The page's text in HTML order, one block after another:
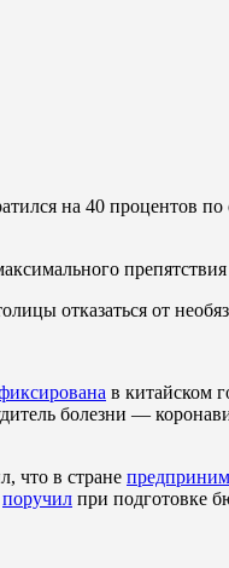
на 40 процентов
отказаться от
в китайском
болезни —
что в стране
поручил при подготовке